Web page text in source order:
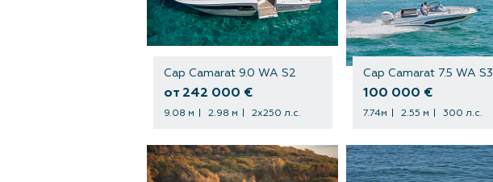
Cap Camarat 9.0 WA S2
от 242 000 €
9.08 м 2.98 м 2х250 л.с.
Cap Camarat 7.5 WA S3
100 000 €
7.74м 2.55 м 300 л.с.